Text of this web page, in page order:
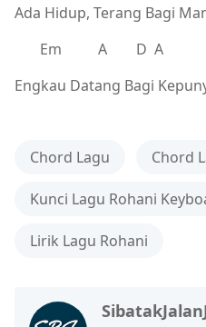
Ada Hidup, Terang Bagi
Em A D A
Engkau Datang Bagi
Chord Lagu Chord
Kunci Lagu Rohani
Lirik Lagu Rohani